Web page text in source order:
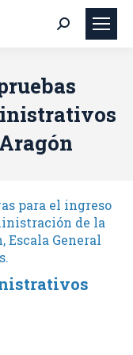
Buscar:
para el ingreso
de la
Escala General